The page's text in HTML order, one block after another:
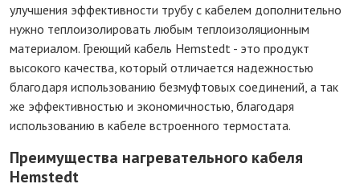
улучшения эффективности трубу с кабелем дополнительно
нужно теплоизолировать любым теплоизоляционным
материалом. Греющий кабель Hemstedt - это продукт
высокого качества, который отличается надежностью
благодаря использованию безмуфтовых соединений, а так
же эффективностью и экономичностью, благодаря
использованию в кабеле встроенного термостата.
Преимущества нагревательного кабеля
Hemstedt